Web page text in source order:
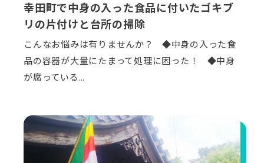
幸田町で中身の入った食品に付いたゴキブ
リの片付けと台所の掃除
こんなお悩みは有りませんか？ ◆中身の入った食
品の容器が大量にたまって処理に困った！ ◆中身
が腐っている…